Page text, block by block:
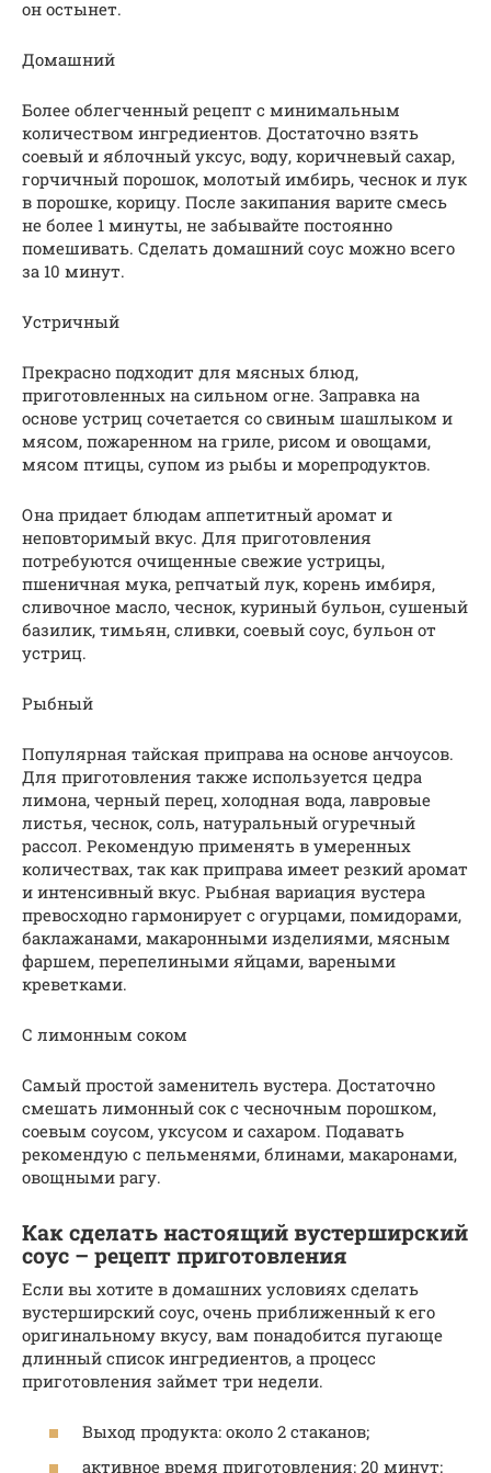
он остынет.
Домашний
Более облегченный рецепт с минимальным
количеством ингредиентов. Достаточно взять
соевый и яблочный уксус, воду, коричневый сахар,
горчичный порошок, молотый имбирь, чеснок и лук
в порошке, корицу. После закипания варите смесь
не более 1 минуты, не забывайте постоянно
помешивать. Сделать домашний соус можно всего
за 10 минут.
Устричный
Прекрасно подходит для мясных блюд,
приготовленных на сильном огне. Заправка на
основе устриц сочетается со свиным шашлыком и
мясом, пожаренном на гриле, рисом и овощами,
мясом птицы, супом из рыбы и морепродуктов.
Она придает блюдам аппетитный аромат и
неповторимый вкус. Для приготовления
потребуются очищенные свежие устрицы,
пшеничная мука, репчатый лук, корень имбиря,
сливочное масло, чеснок, куриный бульон, сушеный
базилик, тимьян, сливки, соевый соус, бульон от
устриц.
Рыбный
Популярная тайская приправа на основе анчоусов.
Для приготовления также используется цедра
лимона, черный перец, холодная вода, лавровые
листья, чеснок, соль, натуральный огуречный
рассол. Рекомендую применять в умеренных
количествах, так как приправа имеет резкий аромат
и интенсивный вкус. Рыбная вариация вустера
превосходно гармонирует с огурцами, помидорами,
баклажанами, макаронными изделиями, мясным
фаршем, перепелиными яйцами, вареными
креветками.
С лимонным соком
Самый простой заменитель вустера. Достаточно
смешать лимонный сок с чесночным порошком,
соевым соусом, уксусом и сахаром. Подавать
рекомендую с пельменями, блинами, макаронами,
овощными рагу.
Как сделать настоящий вустерширский
соус – рецепт приготовления
Если вы хотите в домашних условиях сделать
вустерширский соус, очень приближенный к его
оригинальному вкусу, вам понадобится пугающе
длинный список ингредиентов, а процесс
приготовления займет три недели.
Выход продукта: около 2 стаканов;
активное время приготовления: 20 минут;